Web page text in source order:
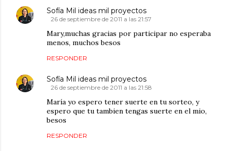
Sofía Mil ideas mil proyectos
26 de septiembre de 2011 a las 21:57
Mary,muchas gracias por participar no esperaba
menos, muchos besos
RESPONDER
Sofía Mil ideas mil proyectos
26 de septiembre de 2011 a las 21:58
María yo espero tener suerte en tu sorteo, y
espero que tu tambien tengas suerte en el mio,
besos
RESPONDER